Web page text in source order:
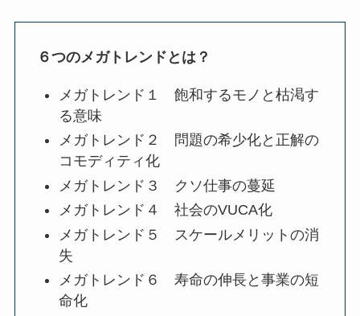
６つのメガトレンドとは？
メガトレンド１ 飽和するモノと枯渇す
る意味
メガトレンド２ 問題の希少化と正解の
コモディティ化
メガトレンド３ クソ仕事の蔓延
メガトレンド４ 社会のVUCA化
メガトレンド５ スケールメリットの消
失
メガトレンド６ 寿命の伸長と事業の短
命化